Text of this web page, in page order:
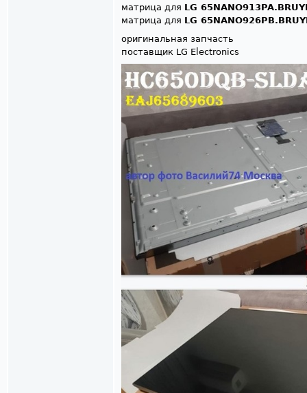
матрица для LG
матрица для LG
оригинальная запчасть
поставщик LG Electronics